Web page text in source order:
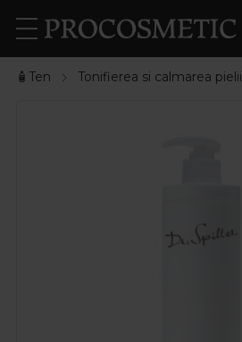
🧴Ten Tonifierea si calmarea pielii